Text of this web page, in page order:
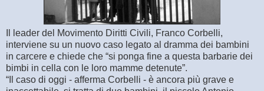
Il leader del Movimento Diritti Civili, Franco Corbelli,
interviene su un nuovo caso legato al dramma dei bambini
in carcere e chiede che “si ponga fine a questa barbarie dei
bimbi in cella con le loro mamme detenute”.
“Il caso di oggi - afferma Corbelli - è ancora più grave e